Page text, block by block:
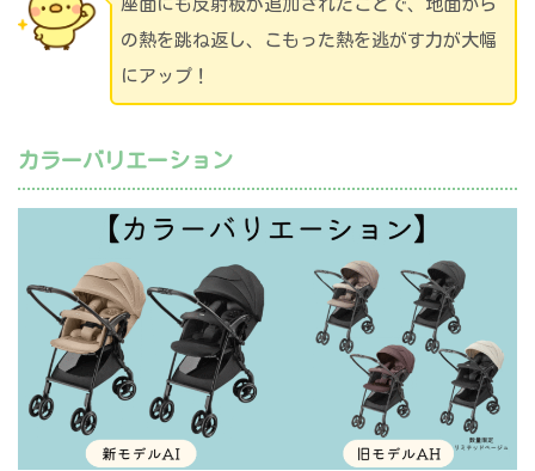
座面にも反射板が追加されたことで、地面から
の熱を跳ね返し、こもった熱を逃がす力が大幅
にアップ！
カラーバリエーション